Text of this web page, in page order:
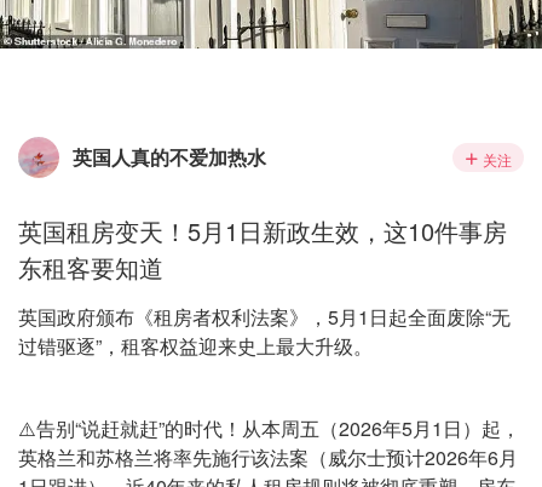
英国人真的不爱加热水 关注
英国租房变天！5月1日新政生效，这10件事房
东租客要知道
英国政府颁布《租房者权利法案》，5月1日起全面废除“无
过错驱逐”，租客权益迎来史上最大升级。
⚠️告别“说赶就赶”的时代！从本周五（2026年5月1日）起，
英格兰和苏格兰将率先施行该法案（威尔士预计2026年6月